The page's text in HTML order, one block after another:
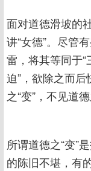
面对道德滑坡的
讲“女德”。尽管
雷，将其等同于“
迫”，欲除之而
之“变”，不见道德
所谓道德之“变”
的陈旧不堪，有